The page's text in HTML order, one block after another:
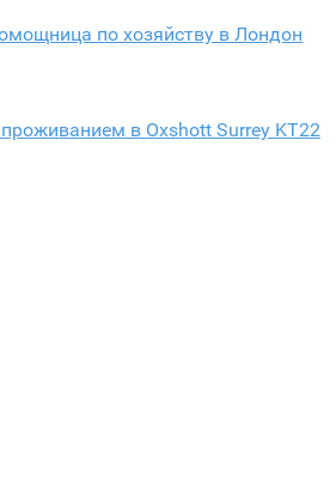
по хозяйству в Лондон
в Oxshott Surrey KT22